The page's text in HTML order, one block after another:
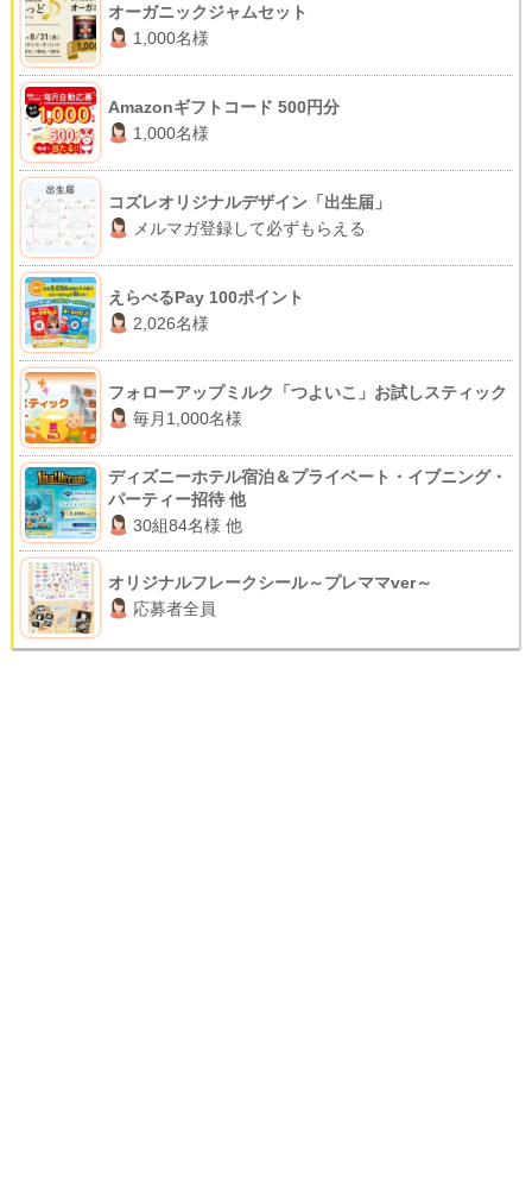
オーガニックジャムセット
1,000名様
Amazonギフトコード 500円分
1,000名様
コズレオリジナルデザイン「出生届」
メルマガ登録して必ずもらえる
えらべるPay 100ポイント
2,026名様
フォローアップミルク「つよいこ」お試しスティック
毎月1,000名様
ディズニーホテル宿泊＆プライベート・イブニング・
パーティー招待 他
30組84名様 他
オリジナルフレークシール～プレママver～
応募者全員